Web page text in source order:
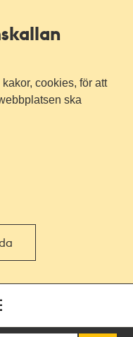
cookies, för att
ska